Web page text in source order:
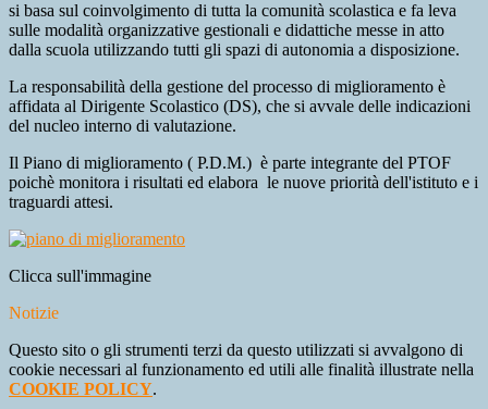
si basa sul coinvolgimento di tutta la comunità scolastica e fa leva
sulle modalità organizzative gestionali e didattiche messe in atto
dalla scuola utilizzando tutti gli spazi di autonomia a disposizione.
La responsabilità della gestione del processo di miglioramento è
affidata al Dirigente Scolastico (DS), che si avvale delle indicazioni
del nucleo interno di valutazione.
Il Piano di miglioramento ( P.D.M.) è parte integrante del PTOF
poichè monitora i risultati ed elabora le nuove priorità dell'istituto e i
traguardi attesi.
Clicca sull'immagine
Notizie
Questo sito o gli strumenti terzi da questo utilizzati si avvalgono di
cookie necessari al funzionamento ed utili alle finalità illustrate nella
COOKIE POLICY.